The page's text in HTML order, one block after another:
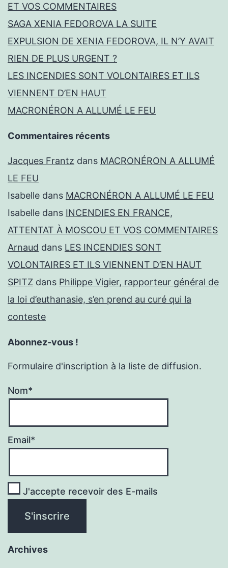
ET VOS COMMENTAIRES
SAGA XENIA FEDOROVA LA SUITE
EXPULSION DE XENIA FEDOROVA, IL N’Y AVAIT
RIEN DE PLUS URGENT ?
LES INCENDIES SONT VOLONTAIRES ET ILS
VIENNENT D’EN HAUT
MACRONÉRON A ALLUMÉ LE FEU
Commentaires récents
Jacques Frantz dans MACRONÉRON A ALLUMÉ
LE FEU
Isabelle dans MACRONÉRON A ALLUMÉ LE FEU
Isabelle dans INCENDIES EN FRANCE,
ATTENTAT À MOSCOU ET VOS COMMENTAIRES
Arnaud dans LES INCENDIES SONT
VOLONTAIRES ET ILS VIENNENT D’EN HAUT
SPITZ dans Philippe Vigier, rapporteur général de
la loi d’euthanasie, s’en prend au curé qui la
conteste
Abonnez-vous !
Formulaire d'inscription à la liste de diffusion.
Nom*
Email*
J'accepte recevoir des E-mails
Archives